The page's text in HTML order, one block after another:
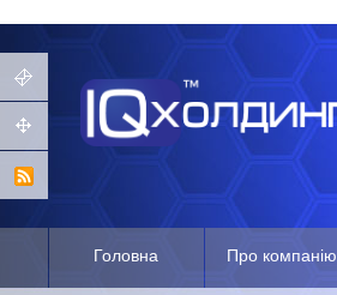
Головна Про компанію